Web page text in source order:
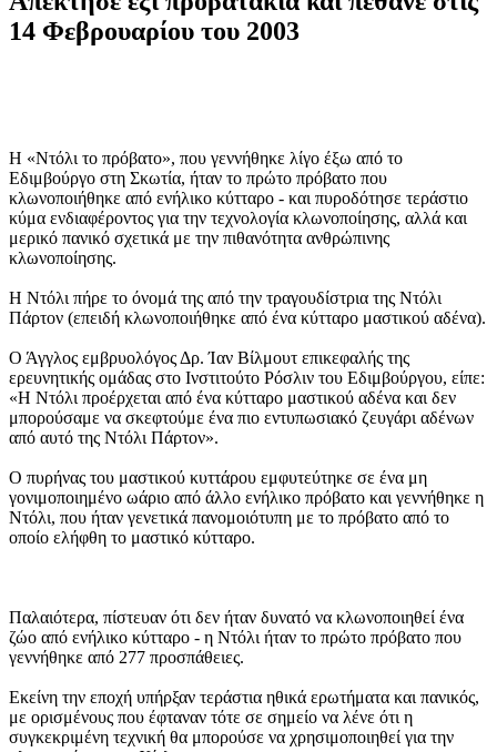
14 Φεβρουαρίου του 2003
Η «Ντόλι το πρόβατο», που γεννήθηκε λίγο έξω από το
Εδιμβούργο στη Σκωτία, ήταν το πρώτο πρόβατο που
κλωνοποιήθηκε από ενήλικο κύτταρο - και πυροδότησε τεράστιο
κύμα ενδιαφέροντος για την τεχνολογία κλωνοποίησης, αλλά και
μερικό πανικό σχετικά με την πιθανότητα ανθρώπινης
κλωνοποίησης.
Η Ντόλι πήρε το όνομά της από την τραγουδίστρια της Ντόλι
Πάρτον (επειδή κλωνοποιήθηκε από ένα κύτταρο μαστικού αδένα).
Ο Άγγλος εμβρυολόγος Δρ. Ίαν Βίλμουτ επικεφαλής της
ερευνητικής ομάδας στο Ινστιτούτο Ρόσλιν του Εδιμβούργου, είπε:
«Η Ντόλι προέρχεται από ένα κύτταρο μαστικού αδένα και δεν
μπορούσαμε να σκεφτούμε ένα πιο εντυπωσιακό ζευγάρι αδένων
από αυτό της Ντόλι Πάρτον».
Ο πυρήνας του μαστικού κυττάρου εμφυτεύτηκε σε ένα μη
γονιμοποιημένο ωάριο από άλλο ενήλικο πρόβατο και γεννήθηκε η
Ντόλι, που ήταν γενετικά πανομοιότυπη με το πρόβατο από το
οποίο ελήφθη το μαστικό κύτταρο.
Παλαιότερα, πίστευαν ότι δεν ήταν δυνατό να κλωνοποιηθεί ένα
ζώο από ενήλικο κύτταρο - η Ντόλι ήταν το πρώτο πρόβατο που
γεννήθηκε από 277 προσπάθειες.
Εκείνη την εποχή υπήρξαν τεράστια ηθικά ερωτήματα και πανικός,
με ορισμένους που έφταναν τότε σε σημείο να λένε ότι η
συγκεκριμένη τεχνική θα μπορούσε να χρησιμοποιηθεί για την